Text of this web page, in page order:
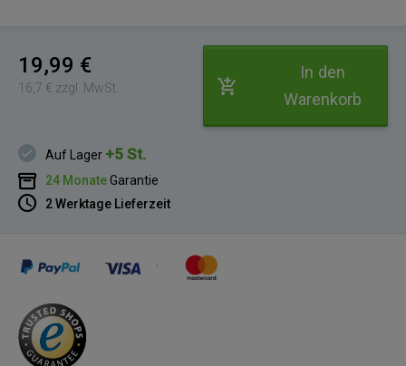
19,99 €
16,7 € zzgl. MwSt.
In den
Warenkorb
Auf Lager +5 St.
24 MonateGarantie
2 Werktage Lieferzeit